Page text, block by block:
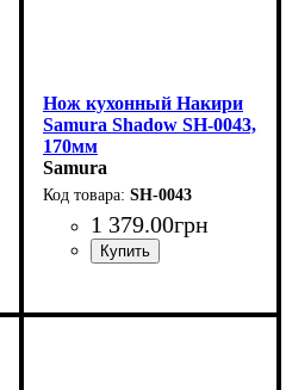
Нож кухонный Накири
Samura Shadow SH-0043,
170мм
Samura
SH-0043
1 379.00грн